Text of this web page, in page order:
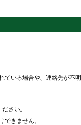
いる場合や、連絡先が不
さい。
きません。